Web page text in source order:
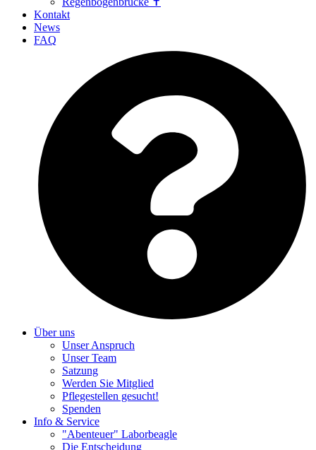
Kontakt
News
FAQ
Über uns
Unser Anspruch
Unser Team
Satzung
Werden Sie Mitglied
Pflegestellen gesucht!
Spenden
Info & Service
"Abenteuer" Laborbeagle
Die Entscheidung